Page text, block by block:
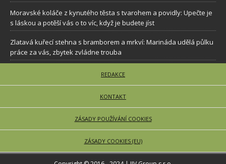
Moravské koláče z kynutého těsta s tvarohem a povidly: Upečte je
s láskou a potěší vás o to víc, když je budete jíst
Zlatavá kuřecí stehna s bramborem a mrkví: Marináda udělá půlku
práce za vás, zbytek zvládne trouba
REDAKCE
KONTAKT
ZÁSADY POUŽÍVÁNÍ COOKIES
ZÁSADY COOKIES (EU)